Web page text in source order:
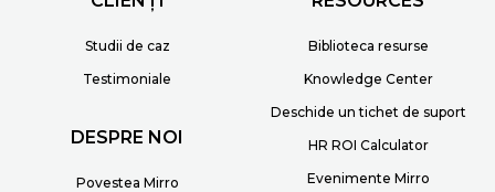
Studii de caz
Testimoniale
DESPRE NOI
Povestea Mirro
Biblioteca resurse
Knowledge Center
Deschide un tichet de suport
HR ROI Calculator
Evenimente Mirro